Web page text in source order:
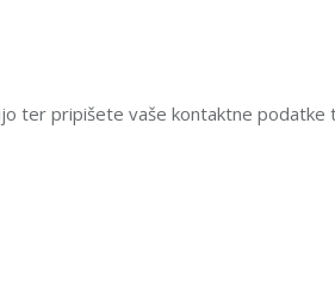
ter pripišete vaše kontaktne podatke